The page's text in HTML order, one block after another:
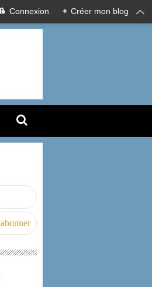
Connexion + Créer mon blog